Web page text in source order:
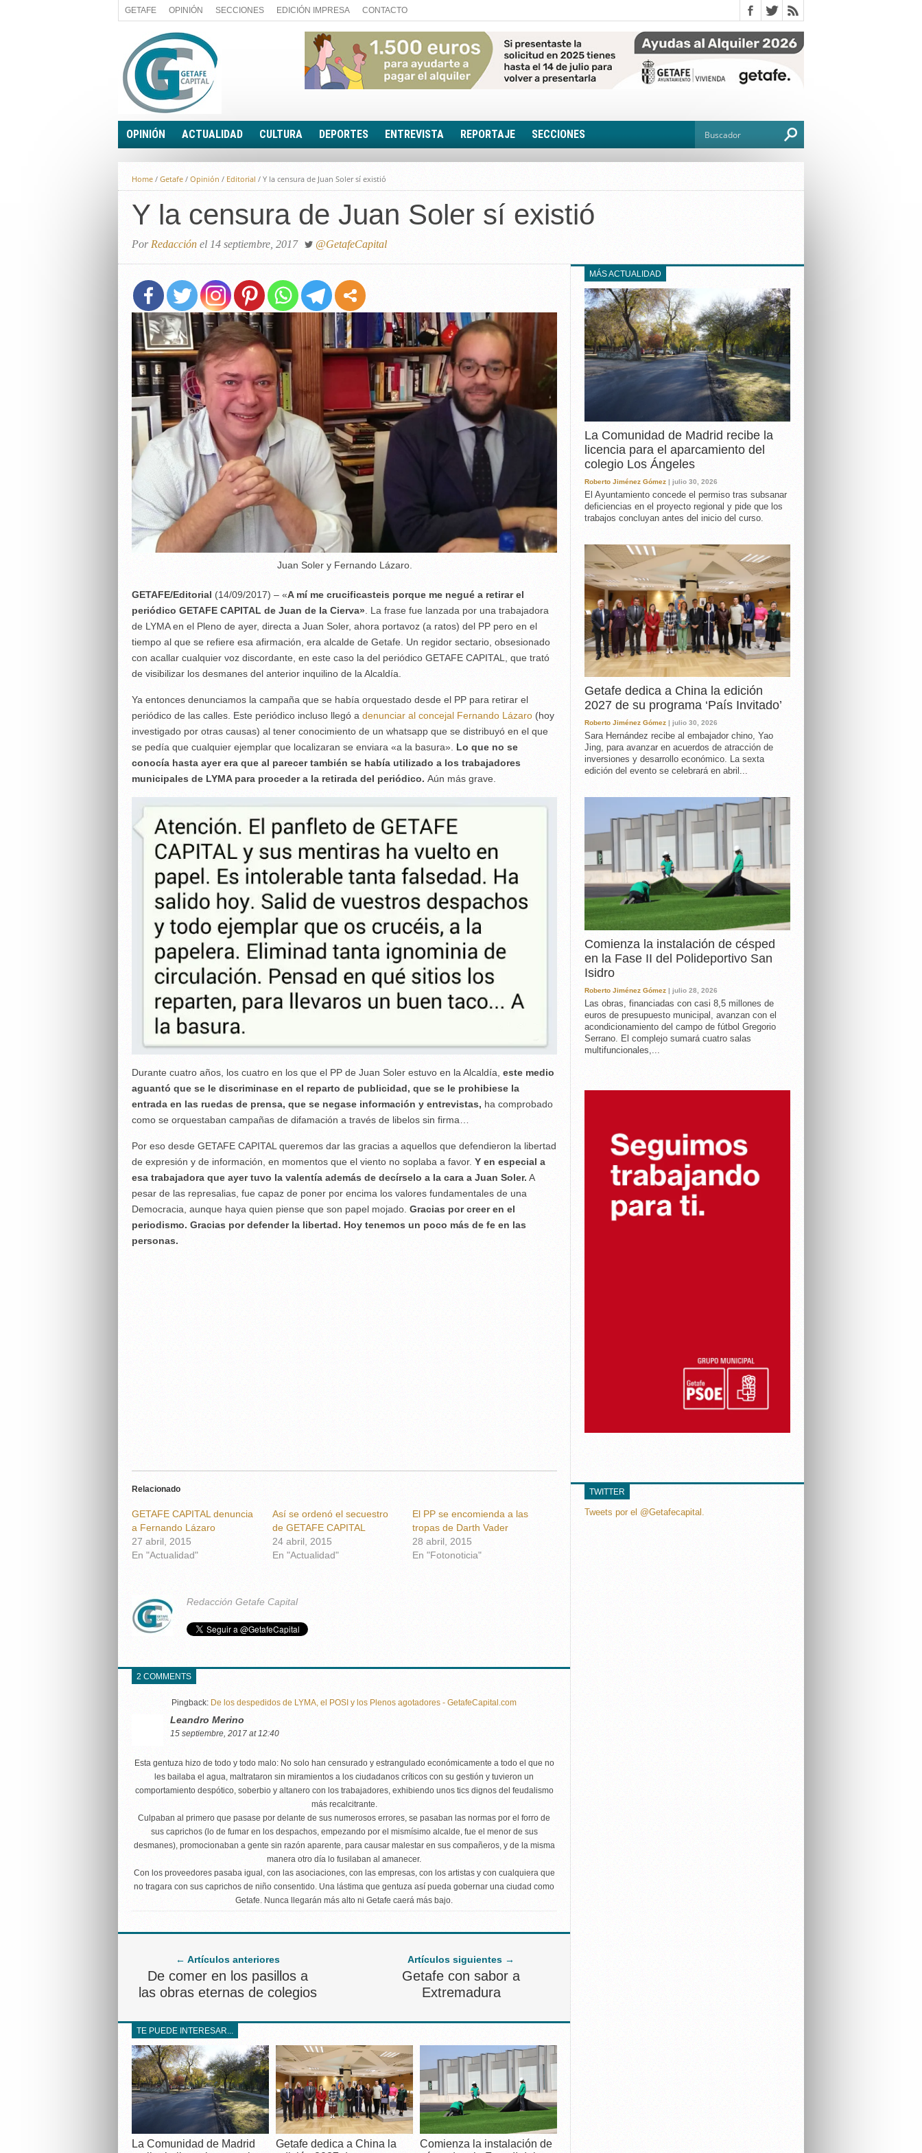
GETAFE OPINIÓN SECCIONES EDICIÓN IMPRESA CONTACTO
OPINIÓN
A FIN DE CUENTAS
PALABRA DE CONCEJAL
LA PIEDRA DE SÍSIFO
EL SACAPUNTAS
TODAS LAS BANDERAS
ROTAS
ACTUALIDAD
POLÍTICA
ECONOMÍA
BREVES
CULTURA DEPORTES ENTREVISTA REPORTAJE SECCIONES
FOTONOTICIA
LOOK TOTAL
RINCÓN PSICOLÓGICO
RUTA DE LA MEMORIA
LA VOZ DE LA
EXPERIENCIA
IN MEMORIAM
MEMORIA RECUPERADA
UN MINUTO EN EL
MUSEO
Home / Getafe / Opinión / Editorial / Y la censura de Juan Soler sí existió
Y la censura de Juan Soler sí existió
Por Redacción el 14 septiembre, 2017 @GetafeCapital
Juan Soler y Fernando Lázaro.
GETAFE/Editorial (14/09/2017) – «A mí me crucificasteis porque me negué a retirar el
periódico GETAFE CAPITAL de Juan de la Cierva» . La frase fue lanzada por una trabajadora
de LYMA en el Pleno de ayer, directa a Juan Soler, ahora portavoz (a ratos) del PP pero en el
tiempo al que se refiere esa afirmación, era alcalde de Getafe. Un regidor sectario, obsesionado
con acallar cualquier voz discordante, en este caso la del periódico GETAFE CAPITAL, que trató
de visibilizar los desmanes del anterior inquilino de la Alcaldía.
Ya entonces denunciamos la campaña que se había orquestado desde el PP para retirar el
periódico de las calles. Este periódico incluso llegó a denunciar al concejal Fernando Lázaro (hoy
investigado por otras causas) al tener conocimiento de un whatsapp que se distribuyó en el que
se pedía que cualquier ejemplar que localizaran se enviara «a la basura». Lo que no se
conocía hasta ayer era que al parecer también se había utilizado a los trabajadores
municipales de LYMA para proceder a la retirada del periódico. Aún más grave.
Durante cuatro años, los cuatro en los que el PP de Juan Soler estuvo en la Alcaldía, este medio
aguantó que se le discriminase en el reparto de publicidad, que se le prohibiese la
entrada en las ruedas de prensa, que se negase información y entrevistas, ha comprobado
como se orquestaban campañas de difamación a través de libelos sin firma…
Por eso desde GETAFE CAPITAL queremos dar las gracias a aquellos que defendieron la libertad
de expresión y de información, en momentos que el viento no soplaba a favor. Y en especial a
esa trabajadora que ayer tuvo la valentía además de decírselo a la cara a Juan Soler. A
pesar de las represalias, fue capaz de poner por encima los valores fundamentales de una
Democracia, aunque haya quien piense que son papel mojado. Gracias por creer en el
periodismo. Gracias por defender la libertad. Hoy tenemos un poco más de fe en las
personas.
Relacionado
GETAFE CAPITAL denuncia
a Fernando Lázaro
27 abril, 2015
En "Actualidad"
Así se ordenó el secuestro
de GETAFE CAPITAL
24 abril, 2015
En "Actualidad"
El PP se encomienda a las
tropas de Darth Vader
28 abril, 2015
En "Fotonoticia"
Redacción Getafe Capital
2 COMMENTS
Pingback: De los despedidos de LYMA, el POSI y los Plenos agotadores - GetafeCapital.com
Leandro Merino
15 septiembre, 2017 at 12:40
Esta gentuza hizo de todo y todo malo: No solo han censurado y estrangulado económicamente a todo el que no
les bailaba el agua, maltrataron sin miramientos a los ciudadanos críticos con su gestión y tuvieron un
comportamiento despótico, soberbio y altanero con los trabajadores, exhibiendo unos tics dignos del feudalismo
más recalcitrante.
Culpaban al primero que pasase por delante de sus numerosos errores, se pasaban las normas por el forro de
sus caprichos (lo de fumar en los despachos, empezando por el mismísimo alcalde, fue el menor de sus
desmanes), promocionaban a gente sin razón aparente, para causar malestar en sus compañeros, y de la misma
manera otro día lo fusilaban al amanecer.
Con los proveedores pasaba igual, con las asociaciones, con las empresas, con los artistas y con cualquiera que
no tragara con sus caprichos de niño consentido. Una lástima que gentuza así pueda gobernar una ciudad como
Getafe. Nunca llegarán más alto ni Getafe caerá más bajo.
← Artículos anteriores
De comer en los pasillos a
las obras eternas de colegios
Artículos siguientes →
Getafe con sabor a
Extremadura
TE PUEDE INTERESAR...
La Comunidad de Madrid
Getafe dedica a China la
Comienza la instalación de
MÁS ACTUALIDAD
La Comunidad de Madrid recibe la
licencia para el aparcamiento del
colegio Los Ángeles
Roberto Jiménez Gómez | julio 30, 2026
El Ayuntamiento concede el permiso tras subsanar
deficiencias en el proyecto regional y pide que los
trabajos concluyan antes del inicio del curso.
Getafe dedica a China la edición
2027 de su programa ‘País Invitado’
Roberto Jiménez Gómez | julio 30, 2026
Sara Hernández recibe al embajador chino, Yao
Jing, para avanzar en acuerdos de atracción de
inversiones y desarrollo económico. La sexta
edición del evento se celebrará en abril...
Comienza la instalación de césped
en la Fase II del Polideportivo San
Isidro
Roberto Jiménez Gómez | julio 28, 2026
Las obras, financiadas con casi 8,5 millones de
euros de presupuesto municipal, avanzan con el
acondicionamiento del campo de fútbol Gregorio
Serrano. El complejo sumará cuatro salas
multifuncionales,...
TWITTER
Tweets por el @Getafecapital.